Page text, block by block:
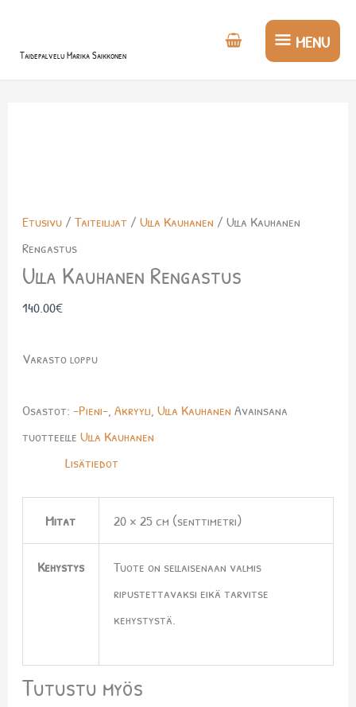
Taidepalvelu Marika Saikkonen
MENU
MENU
Etusivu/ Taiteilijat / Ulla Kauhanen / Ulla Kauhanen
Rengastus
Ulla Kauhanen Rengastus
140.00€
Varasto loppu
Osastot: -Pieni-, Akryyli, Ulla Kauhanen Avainsana
tuotteelle Ulla Kauhanen
Lisätiedot
Mitat 20 × 25 cm (senttimetri)
Kehystys
Tuote on sellaisenaan valmis
ripustettavaksi eikä tarvitse
kehystystä.
Tutustu myös